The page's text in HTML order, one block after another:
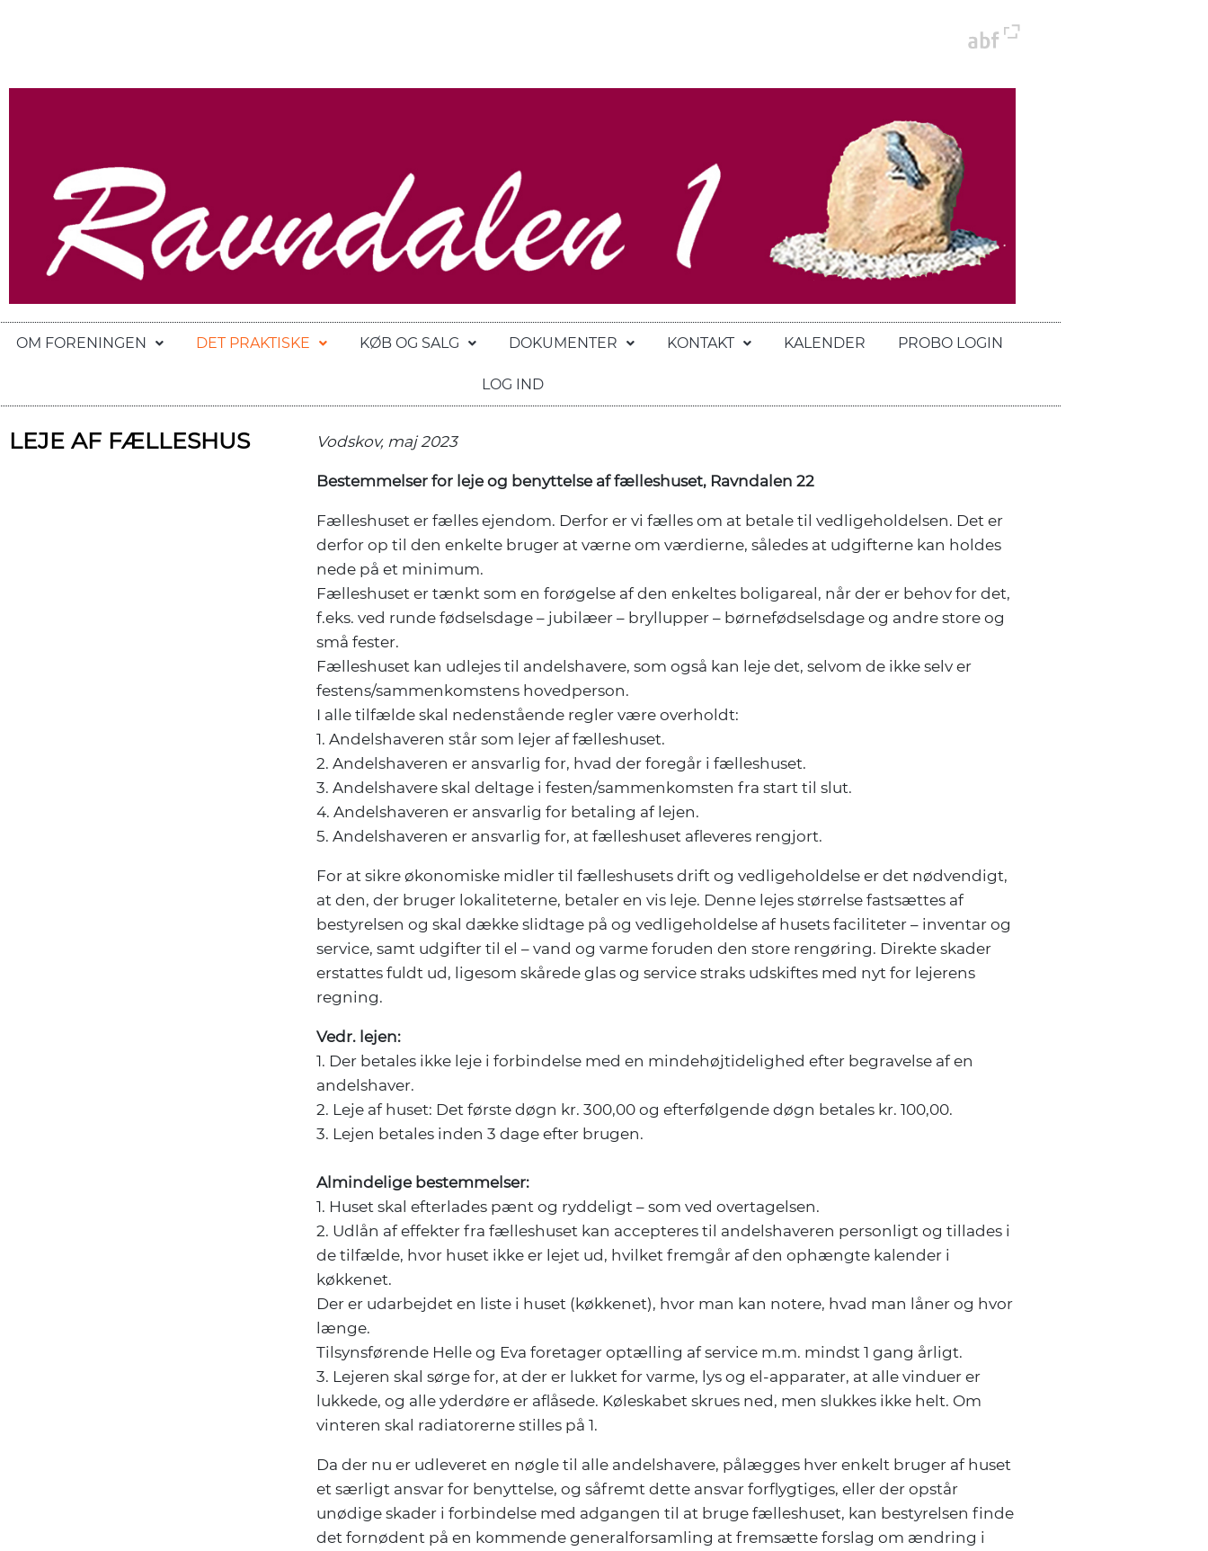
OM FORENINGEN DET PRAKTISKE KØB OG SALG DOKUMENTER KONTAKT KALENDER PROBO LOGIN
LOG IND
LEJE AF FÆLLESHUS Vodskov, maj 2023
Bestemmelser for leje og benyttelse af fælleshuset, Ravndalen 22
Fælleshuset er fælles ejendom. Derfor er vi fælles om at betale til vedligeholdelsen. Det er
derfor op til den enkelte bruger at værne om værdierne, således at udgifterne kan holdes
nede på et minimum.
Fælleshuset er tænkt som en forøgelse af den enkeltes boligareal, når der er behov for det,
f.eks. ved runde fødselsdage – jubilæer – bryllupper – børnefødselsdage og andre store og
små fester.
Fælleshuset kan udlejes til andelshavere, som også kan leje det, selvom de ikke selv er
festens/sammenkomstens hovedperson.
I alle tilfælde skal nedenstående regler være overholdt:
1. Andelshaveren står som lejer af fælleshuset.
2. Andelshaveren er ansvarlig for, hvad der foregår i fælleshuset.
3. Andelshavere skal deltage i festen/sammenkomsten fra start til slut.
4. Andelshaveren er ansvarlig for betaling af lejen.
5. Andelshaveren er ansvarlig for, at fælleshuset afleveres rengjort.
For at sikre økonomiske midler til fælleshusets drift og vedligeholdelse er det nødvendigt,
at den, der bruger lokaliteterne, betaler en vis leje. Denne lejes størrelse fastsættes af
bestyrelsen og skal dække slidtage på og vedligeholdelse af husets faciliteter – inventar og
service, samt udgifter til el – vand og varme foruden den store rengøring. Direkte skader
erstattes fuldt ud, ligesom skårede glas og service straks udskiftes med nyt for lejerens
regning.
Vedr. lejen:
1. Der betales ikke leje i forbindelse med en mindehøjtidelighed efter begravelse af en
andelshaver.
2. Leje af huset: Det første døgn kr. 300,00 og efterfølgende døgn betales kr. 100,00.
3. Lejen betales inden 3 dage efter brugen.
Almindelige bestemmelser:
1. Huset skal efterlades pænt og ryddeligt – som ved overtagelsen.
2. Udlån af effekter fra fælleshuset kan accepteres til andelshaveren personligt og tillades i
de tilfælde, hvor huset ikke er lejet ud, hvilket fremgår af den ophængte kalender i
køkkenet.
Der er udarbejdet en liste i huset (køkkenet), hvor man kan notere, hvad man låner og hvor
længe.
Tilsynsførende Helle og Eva foretager optælling af service m.m. mindst 1 gang årligt.
3. Lejeren skal sørge for, at der er lukket for varme, lys og el-apparater, at alle vinduer er
lukkede, og alle yderdøre er aflåsede. Køleskabet skrues ned, men slukkes ikke helt. Om
vinteren skal radiatorerne stilles på 1.
Da der nu er udleveret en nøgle til alle andelshavere, pålægges hver enkelt bruger af huset
et særligt ansvar for benyttelse, og såfremt dette ansvar forflygtiges, eller der opstår
unødige skader i forbindelse med adgangen til at bruge fælleshuset, kan bestyrelsen finde
det fornødent på en kommende generalforsamling at fremsætte forslag om ændring i